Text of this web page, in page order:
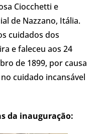
Ciocchetti e
de Nazzano, Itália.
cuidados dos
e faleceu aos 24
de 1899, por causa
cuidado incansável
da inauguração: